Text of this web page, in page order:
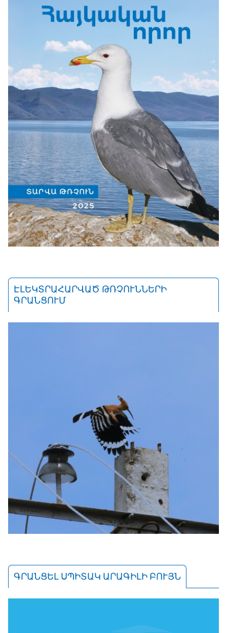
ԷԼԵԿՏՐԱՀԱՐՎԱԾ ԹՌՉՈՒՆՆԵՐԻ
ԳՐԱՆՑՈՒՄ
ԳՐԱՆՑԵԼ ՍՊԻՏԱԿ ԱՐԱԳԻԼԻ ԲՈՒՅՆ